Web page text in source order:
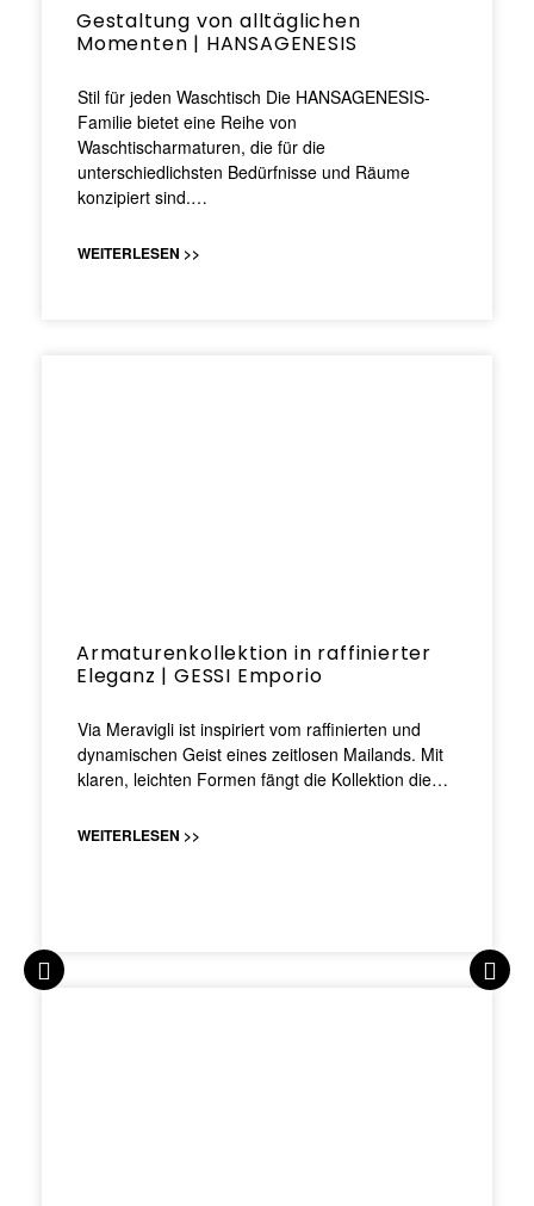
Gestaltung von alltäglichen
Momenten | HANSAGENESIS
Stil für jeden Waschtisch Die HANSAGENESIS-
Familie bietet eine Reihe von
Waschtischarmaturen, die für die
unterschiedlichsten Bedürfnisse und Räume
konzipiert sind.…
WEITERLESEN >>
Armaturenkollektion in raffinierter
Eleganz | GESSI Emporio
Via Meravigli ist inspiriert vom raffinierten und
dynamischen Geist eines zeitlosen Mailands. Mit
klaren, leichten Formen fängt die Kollektion die…
WEITERLESEN >>